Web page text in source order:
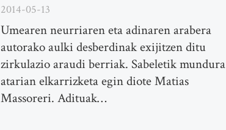
2014-05-13
Umearen neurriaren eta adinaren arabera
autorako aulki desberdinak exijitzen ditu
zirkulazio araudi berriak. Sabeletik mundura
atarian elkarrizketa egin diote Matias
Massoreri. Adituak…